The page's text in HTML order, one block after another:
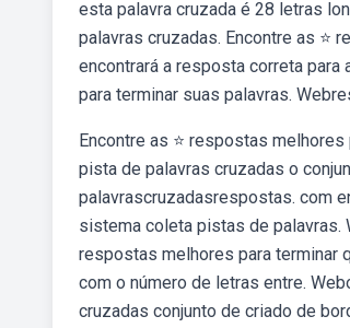
esta palavra cruzada é 28 letras
palavras cruzadas. Encontre as ⭐
encontrará a resposta correta
para terminar suas palavras.
Encontre as ⭐ respostas
pista de palavras cruzadas o
palavrascruzadasrespostas. com
sistema coleta pistas de palavras.
respostas melhores para terminar
com o número de letras entre.
cruzadas conjunto de criado de